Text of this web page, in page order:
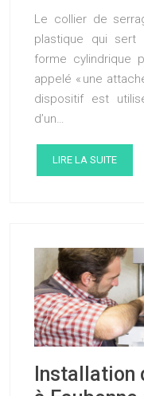
Le collier de
plastique qui sert
forme cylindrique
appelé « une
dispositif est
d’un…
LIRE LA SUITE
Installation